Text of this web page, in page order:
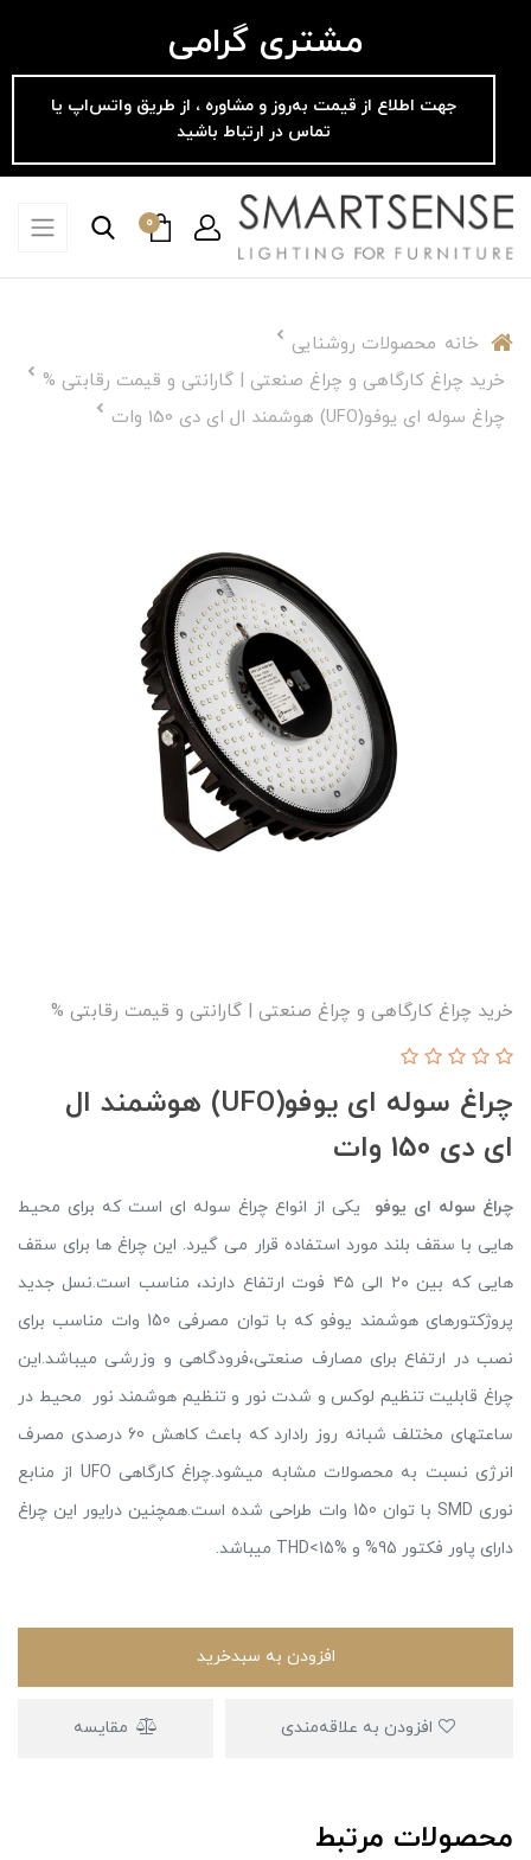
مشتری گرامی
جهت اطلاع از قیمت به‌روز و مشاوره ، از طریق واتس‌اپ یا
تماس در ارتباط باشید
0
خانه محصولات روشنایی
خرید چراغ کارگاهی و چراغ صنعتی | گارانتی و قیمت رقابتی %
چراغ سوله ای یوفو(UFO) هوشمند ال ای دی 150 وات
خرید چراغ کارگاهی و چراغ صنعتی | گارانتی و قیمت رقابتی %
چراغ سوله ای یوفو(UFO) هوشمند ال
ای دی 150 وات
چراغ سوله ای یوفو یکی از انواع چراغ سوله ای است که برای محیط
هایی با سقف بلند مورد استفاده قرار می گیرد. این چراغ ها برای سقف
هایی که بین ۲۰ الی ۴۵ فوت ارتفاع دارند، مناسب است.نسل جدید
پروژکتورهای هوشمند یوفو که با توان مصرفی 150 وات مناسب برای
نصب در ارتفاع برای مصارف صنعتی،فرودگاهی و وزرشی میباشد.این
چراغ قابلیت تنظیم لوکس و شدت نور و تنظیم هوشمند نور محیط در
ساعتهای مختلف شبانه روز رادارد که باعث کاهش 60 درصدی مصرف
انرژی نسبت به محصولات مشابه میشود.چراغ کارگاهی UFO از منابع
نوری SMD با توان 150 وات طراحی شده است.همچنین درایور این چراغ
دارای پاور فکتور 95% و THD<15% میباشد.
افزودن به سبدخرید
مقایسه
محصولات مرتبط